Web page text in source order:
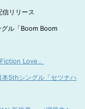
信リリース
ル「Boom Boom
Love」
本5thシングル「セツナハ